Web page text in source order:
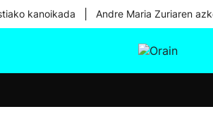
kanoikada Andre Maria Zuriaren